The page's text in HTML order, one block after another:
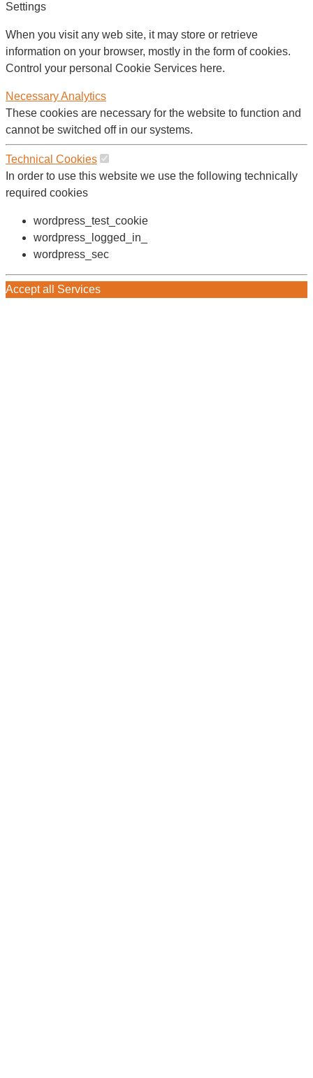
Settings
When you visit any web site, it may store or retrieve
information on your browser, mostly in the form of cookies.
Control your personal Cookie Services here.
NecessaryAnalytics
These cookies are necessary for the website to function and
cannot be switched off in our systems.
Technical Cookies
In order to use this website we use the following technically
required cookies
wordpress_test_cookie
wordpress_logged_in_
wordpress_sec
Accept all Services